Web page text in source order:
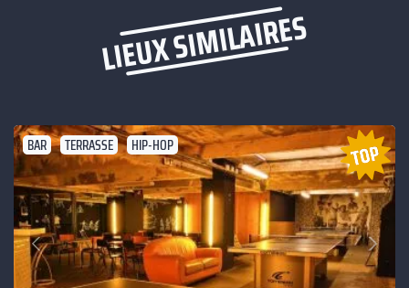
LIEUX SIMILAIRES
BAR TERRASSE HIP-HOP
Précédent
Suivant